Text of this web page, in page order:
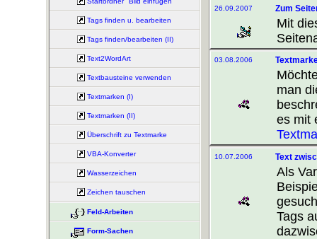
Tags finden u. bearbeiten
Tags finden/bearbeiten (II)
Text2WordArt
Textbausteine verwenden
Textmarken (I)
Textmarken (II)
Überschrift zu Textmarke
VBA-Konverter
Wasserzeichen
Zeichen tauschen
Feld-Arbeiten
Form-Sachen
26.09.2007 Zum
Mit
03.08.2006
man
es mit
10.07.2006 Text
Als
Tags